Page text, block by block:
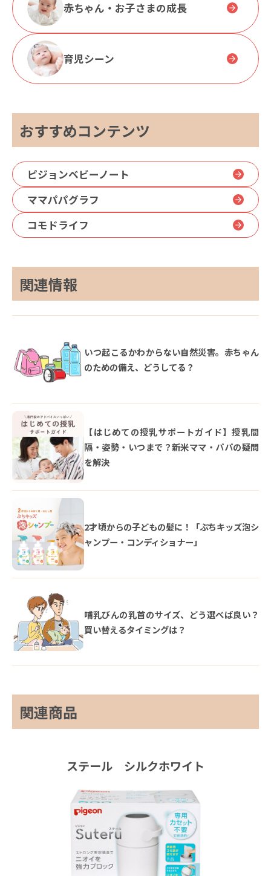
赤ちゃん・お子さまの成長
育児シーン
おすすめコンテンツ
ピジョンベビーノート
ママパパグラフ
コモドライフ
関連情報
いつ起こるかわからない自然災害。赤ちゃん
のための備え、どうしてる？
【はじめての授乳サポートガイド】授乳間
隔・姿勢・いつまで？新米ママ・パパの疑問
を解決
2才頃からの子どもの髪に！「ぷちキッズ泡シ
ャンプー・コンディショナー」
哺乳びんの乳首のサイズ、どう選べば良い？
買い替えるタイミングは？
関連商品
ステール シルクホワイト